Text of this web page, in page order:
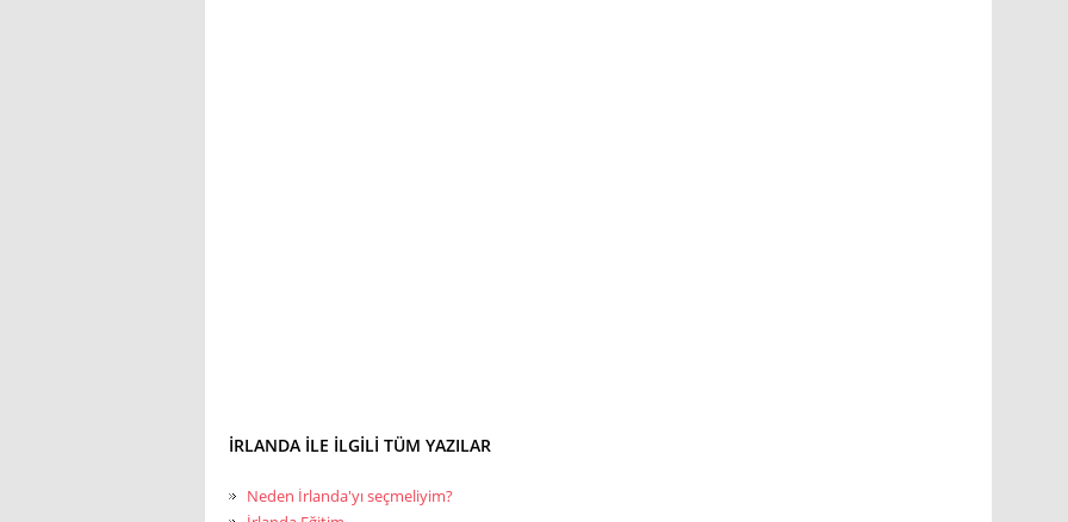
İRLANDA ILE ILGILI TÜM YAZILAR
Neden İrlanda'yı seçmeliyim?